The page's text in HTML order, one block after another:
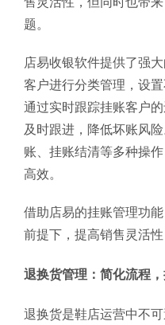
题。
店易收银软件提供了强
客户进行分类管理，设
通过实时跟踪挂账客户
及时跟进，降低坏账风
账、挂账结清等多种操
高效。
借助店易的挂账管理功
前提下，提高销售灵活
退换货管理：简化流程
退换货是鞋店运营中不